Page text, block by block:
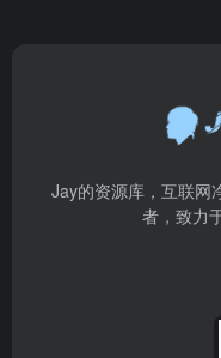
Jay的资源库，互联网
者，致力